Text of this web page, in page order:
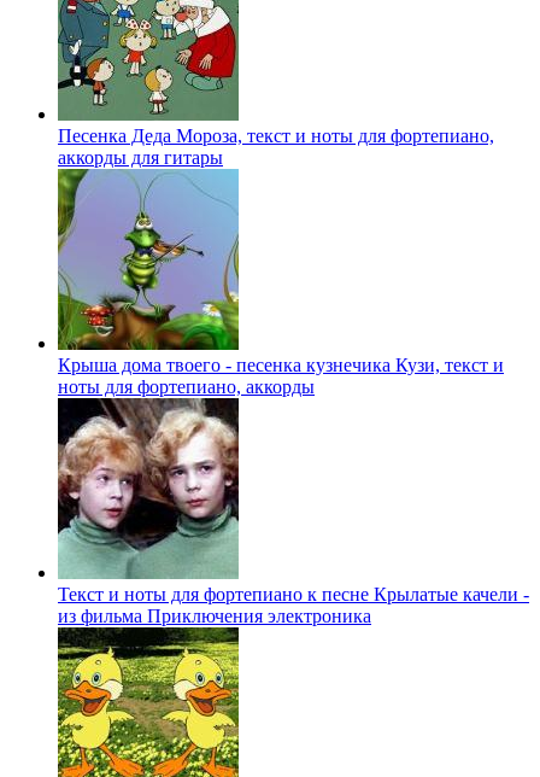
Песенка Деда Мороза, текст и ноты для фортепиано,
аккорды для гитары
Крыша дома твоего - песенка кузнечика Кузи, текст и
ноты для фортепиано, аккорды
Текст и ноты для фортепиано к песне Крылатые качели -
из фильма Приключения электроника